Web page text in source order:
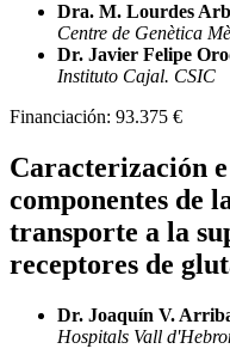
Dra. M. Lourdes
Centre de Genètica
Dr. Javier Felipe
Instituto Cajal. CSIC
Financiación: 93.375 €
Caracterización
componentes de
transporte a la
receptores de
Dr. Joaquín V.
Hospitals Vall